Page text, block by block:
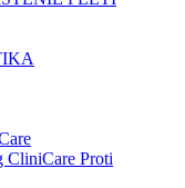
CliniCare Proti